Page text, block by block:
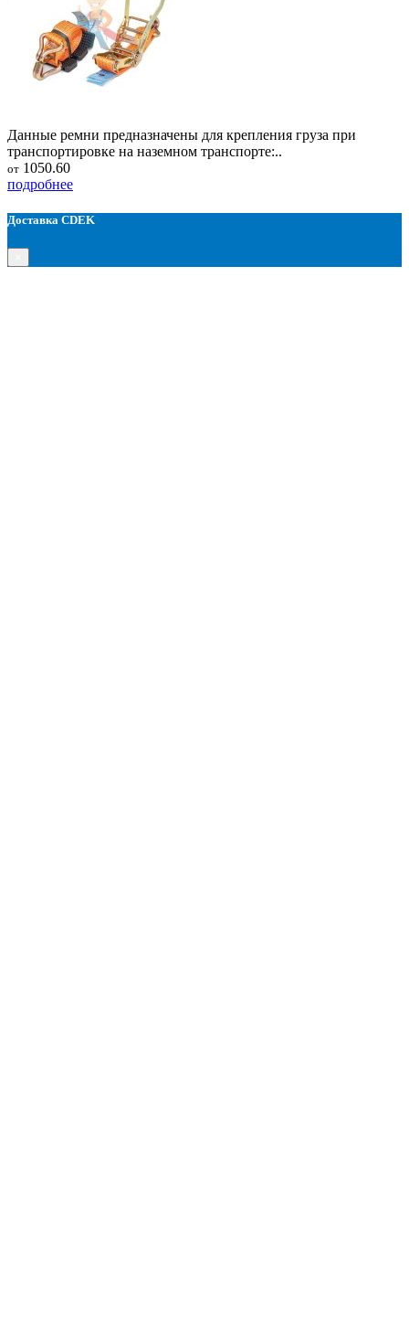
Данные ремни предназначены для крепления груза при
транспортировке на наземном транспорте:..
от 1050.60
подробнее
Доставка CDEK